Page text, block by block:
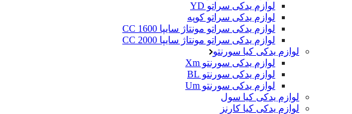
لوازم یدکی سراتو YD
لوازم یدکی سراتو کوپه
لوازم یدکی سراتو مونتاژ سایپا 1600 CC
لوازم یدکی سراتو مونتاژ سایپا 2000 CC
لوازم یدکی کیا سورنتو
لوازم یدکی سورنتو Xm
لوازم یدکی سورنتو BL
لوازم یدکی سورنتو Um
لوازم یدکی کیا سول
لوازم یدکی کیا کارنز